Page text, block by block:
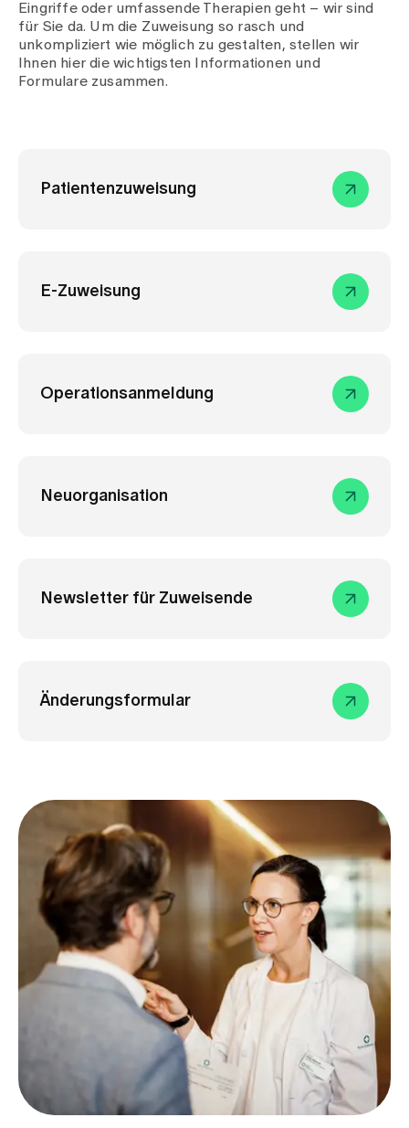
Kontakt
Babygalerie
Blog
Medien
Eingriffe oder umfassende Therapien geht – wir sind
für Sie da. Um die Zuweisung so rasch und
unkompliziert wie möglich zu gestalten, stellen wir
Ihnen hier die wichtigsten Informationen und
Formulare zusammen.
Patientenzuweisung
E-Zuweisung
Operationsanmeldung
Neuorganisation
Newsletter für Zuweisende
Änderungsformular